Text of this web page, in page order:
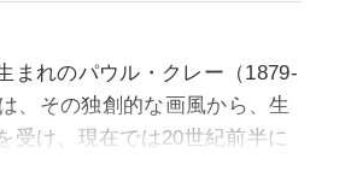
まれのパウル・クレー（1879-
、その独創的な画風から、生
受け、現在では20世紀前半に